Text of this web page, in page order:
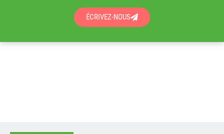
ÉCRIVEZ-NOUS